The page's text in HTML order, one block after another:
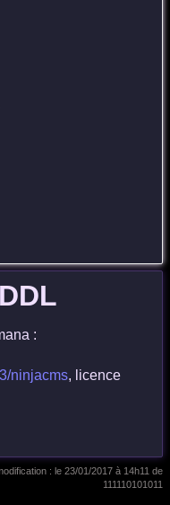
:
ninjacms, licence
: le 23/01/2017 à 14h11 de
111110101011